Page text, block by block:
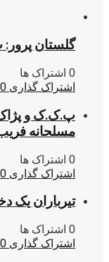
گلستان
0 اشتراک ها
اشتراک گذاری 0
پ.ک.ک و پژاک
مسلحانه
0 اشتراک ها
اشتراک گذاری 0
تیرباران یک
0 اشتراک ها
اشتراک گذاری 0